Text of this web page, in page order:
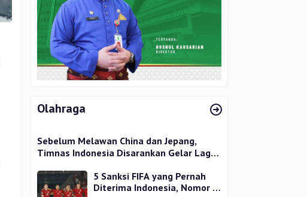
Olahraga
Sebelum Melawan China dan Jepang,
Timnas Indonesia Disarankan Gelar Laga
5 Sanksi FIFA yang Pernah
Diterima Indonesia, Nomor 1